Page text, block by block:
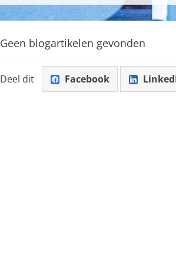
Geen blogartikelen gevonden
Deel dit Facebook